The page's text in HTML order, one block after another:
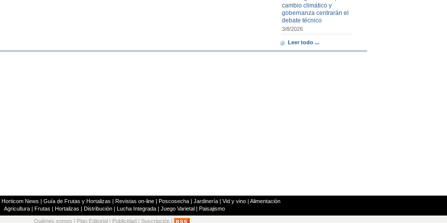
cambio climático y
gobernanza centrarán el
debate técnico
3/8/2026
Leer todo ...
Horticom News | Guía de Frutas y Hortalizas | Revistas on-line| Poscosecha| Jardinería| Vid y vino| Alimentación
Agricultura| Frutas | Hortalizas | Distribución| Lucha Integrada| Juego Varietal| Paisajismo
Quiénes somos Plan Editorial Publicidad Suscripción